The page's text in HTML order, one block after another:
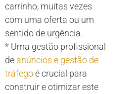
carrinho, muitas vezes
com uma oferta ou um
sentido de urgência.
* Uma gestão profissional
de anúncios e gestão de
tráfegoé crucial para
construir e otimizar este